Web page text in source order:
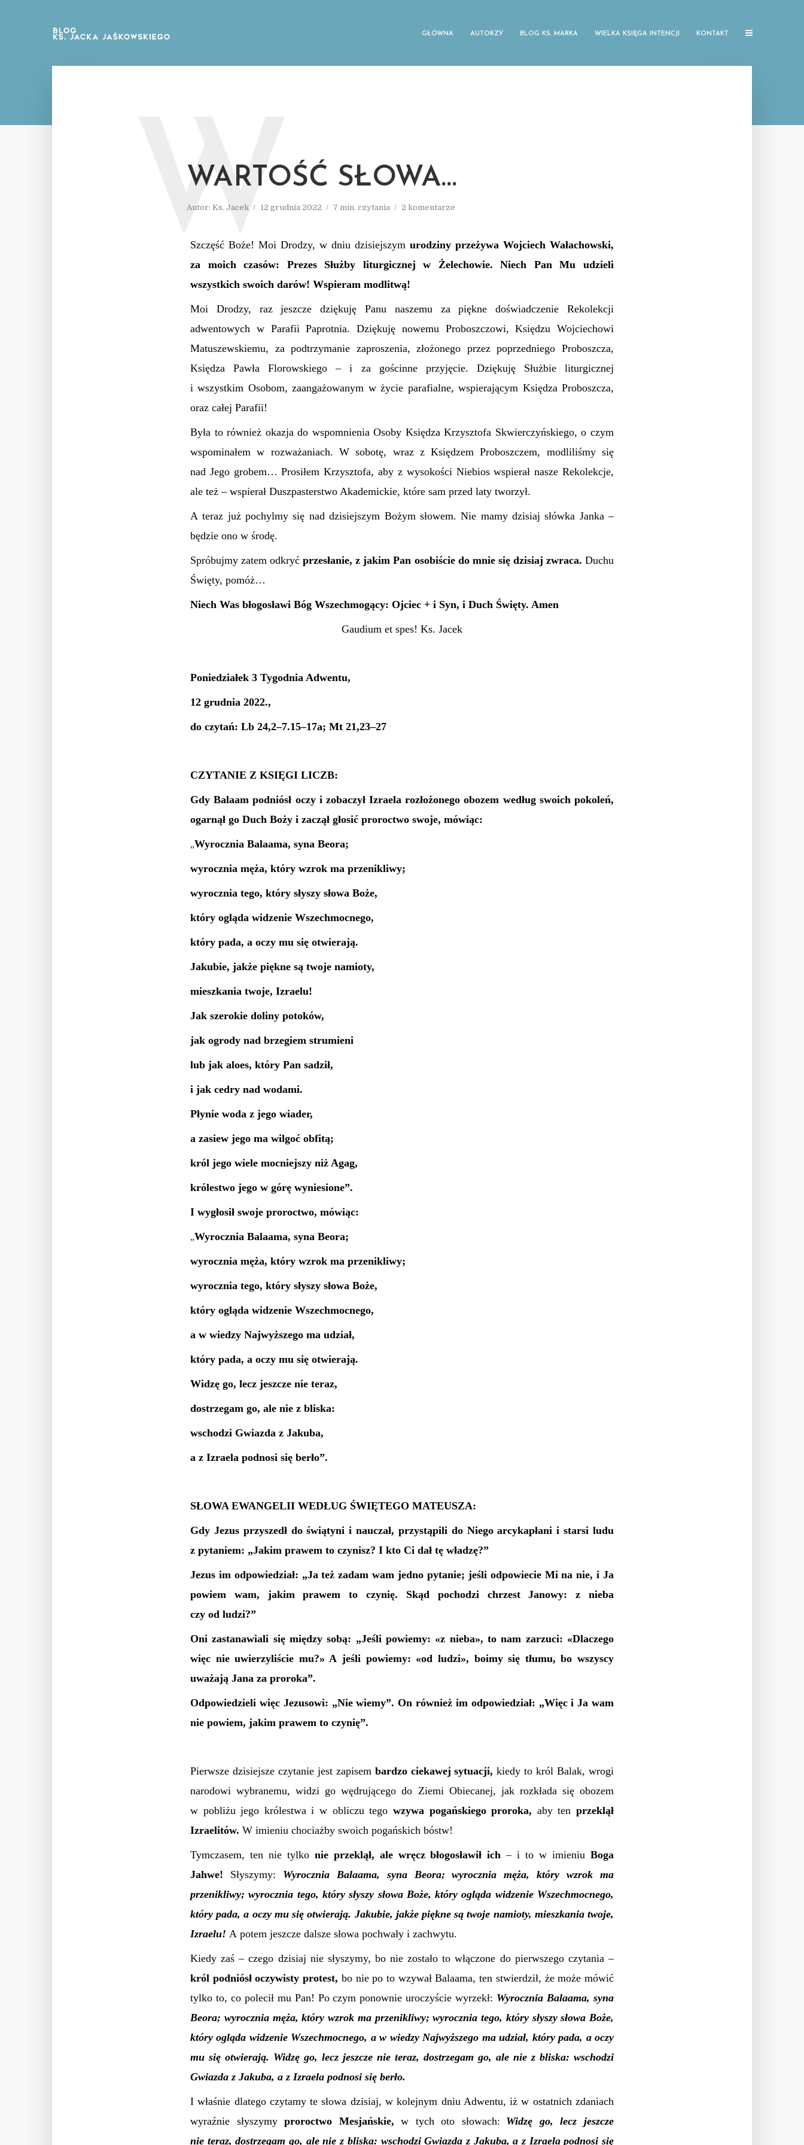
GŁÓWNA AUTORZY BLOG KS. MARKA WIELKA KSIĘGA INTENCJI KONTAKT
WARTOŚĆ SŁOWA…
Autor: Ks. Jacek 12 grudnia 2022 7 min. czytania 2 komentarze
W
Szczęść Boże! Moi Drodzy, w dniu dzisiejszym urodziny przeżywa Wojciech Wałachowski,
za moich czasów: Prezes Służby liturgicznej w Żelechowie. Niech Pan Mu udzieli
wszystkich swoich darów! Wspieram modlitwą!
Moi Drodzy, raz jeszcze dziękuję Panu naszemu za piękne doświadczenie Rekolekcji
adwentowych w Parafii Paprotnia. Dziękuję nowemu Proboszczowi, Księdzu Wojciechowi
Matuszewskiemu, za podtrzymanie zaproszenia, złożonego przez poprzedniego Proboszcza,
Księdza Pawła Florowskiego – i za gościnne przyjęcie. Dziękuję Służbie liturgicznej
i wszystkim Osobom, zaangażowanym w życie parafialne, wspierającym Księdza Proboszcza,
oraz całej Parafii!
Była to również okazja do wspomnienia Osoby Księdza Krzysztofa Skwierczyńskiego, o czym
wspominałem w rozważaniach. W sobotę, wraz z Księdzem Proboszczem, modliliśmy się
nad Jego grobem… Prosiłem Krzysztofa, aby z wysokości Niebios wspierał nasze Rekolekcje,
ale też – wspierał Duszpasterstwo Akademickie, które sam przed laty tworzył.
A teraz już pochylmy się nad dzisiejszym Bożym słowem. Nie mamy dzisiaj słówka Janka –
będzie ono w środę.
Spróbujmy zatem odkryćprzesłanie, z jakim Pan osobiście do mnie się dzisiaj zwraca.Duchu
Święty, pomóż…
Niech Was błogosławi Bóg Wszechmogący: Ojciec + i Syn, i Duch Święty. Amen
Gaudium et spes! Ks. Jacek
Poniedziałek 3 Tygodnia Adwentu,
12 grudnia 2022.,
do czytań: Lb 24,2–7.15–17a; Mt 21,23–27
CZYTANIE Z KSIĘGI LICZB:
Gdy Balaam podniósł oczy i zobaczył Izraela rozłożonego obozem według swoich pokoleń,
ogarnął go Duch Boży i zaczął głosić proroctwo swoje, mówiąc:
„Wyrocznia Balaama, syna Beora;
wyrocznia męża, który wzrok ma przenikliwy;
wyrocznia tego, który słyszy słowa Boże,
który ogląda widzenie Wszechmocnego,
który pada, a oczy mu się otwierają.
Jakubie, jakże piękne są twoje namioty,
mieszkania twoje, Izraelu!
Jak szerokie doliny potoków,
jak ogrody nad brzegiem strumieni
lub jak aloes, który Pan sadził,
i jak cedry nad wodami.
Płynie woda z jego wiader,
a zasiew jego ma wilgoć obfitą;
król jego wiele mocniejszy niż Agag,
królestwo jego w górę wyniesione”.
I wygłosił swoje proroctwo, mówiąc:
„Wyrocznia Balaama, syna Beora;
wyrocznia męża, który wzrok ma przenikliwy;
wyrocznia tego, który słyszy słowa Boże,
który ogląda widzenie Wszechmocnego,
a w wiedzy Najwyższego ma udział,
który pada, a oczy mu się otwierają.
Widzę go, lecz jeszcze nie teraz,
dostrzegam go, ale nie z bliska:
wschodzi Gwiazda z Jakuba,
a z Izraela podnosi się berło”.
SŁOWA EWANGELII WEDŁUG ŚWIĘTEGO MATEUSZA:
Gdy Jezus przyszedł do świątyni i nauczał, przystąpili do Niego arcykapłani i starsi ludu
z pytaniem: „Jakim prawem to czynisz? I kto Ci dał tę władzę?”
Jezus im odpowiedział: „Ja też zadam wam jedno pytanie; jeśli odpowiecie Mi na nie, i Ja
powiem wam, jakim prawem to czynię. Skąd pochodzi chrzest Janowy: z nieba
czy od ludzi?”
Oni zastanawiali się między sobą: „Jeśli powiemy: «z nieba», to nam zarzuci: «Dlaczego
więc nie uwierzyliście mu?» A jeśli powiemy: «od ludzi», boimy się tłumu, bo wszyscy
uważają Jana za proroka”.
Odpowiedzieli więc Jezusowi: „Nie wiemy”. On również im odpowiedział: „Więc i Ja wam
nie powiem, jakim prawem to czynię”.
Pierwsze dzisiejsze czytanie jest zapisem bardzo ciekawej sytuacji, kiedy to król Balak, wrogi
narodowi wybranemu, widzi go wędrującego do Ziemi Obiecanej, jak rozkłada się obozem
w pobliżu jego królestwa i w obliczu tego wzywa pogańskiego proroka, aby tenprzeklął
Izraelitów. W imieniu chociażby swoich pogańskich bóstw!
Tymczasem, ten nie tylko nie przeklął, ale wręcz błogosławił ich – i to w imieniuBoga
Jahwe! Słyszymy: Wyrocznia Balaama, syna Beora;wyrocznia męża, który wzrok ma
przenikliwy; wyrocznia tego, który słyszy słowa Boże, który ogląda widzenie Wszechmocnego,
który pada, a oczy mu się otwierają. Jakubie, jakże piękne są twoje namioty, mieszkania twoje,
Izraelu! A potem jeszcze dalsze słowa pochwały i zachwytu.
Kiedy zaś – czego dzisiaj nie słyszymy, bo nie zostało to włączone do pierwszego czytania –
król podniósł oczywisty protest, bo nie po to wzywał Balaama, ten stwierdził, że może mówić
tylko to, co polecił mu Pan! Po czym ponownie uroczyście wyrzekł: Wyrocznia Balaama, syna
Beora; wyrocznia męża, który wzrok ma przenikliwy; wyrocznia tego, który słyszy słowa Boże,
który ogląda widzenie Wszechmocnego, a w wiedzy Najwyższego ma udział, który pada, a oczy
mu się otwierają. Widzę go, lecz jeszcze nie teraz, dostrzegam go, ale nie z bliska: wschodzi
Gwiazda z Jakuba, a z Izraela podnosi się berło.
I właśnie dlatego czytamy te słowa dzisiaj, w kolejnym dniu Adwentu, iż w ostatnich zdaniach
wyraźnie słyszymyproroctwo Mesjańskie,w tych oto słowach: Widzę go, lecz jeszcze
nie teraz, dostrzegam go, ale nie z bliska: wschodzi Gwiazda z Jakuba, a z Izraela podnosi się